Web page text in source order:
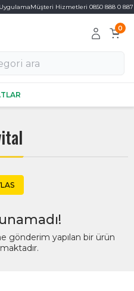
Müşteri Hizmetleri 0850 888 0 887
0
gönderim yapılan bir ürün